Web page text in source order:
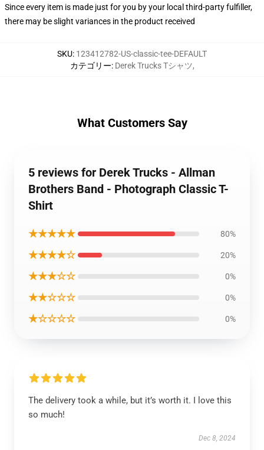
Since every item is made just for you by your local third-party fulfiller,
there may be slight variances in the product received
SKU: 123412782-US-classic-tee-DEFAULT
カテゴリー: Derek Trucks Tシャツ,
What Customers Say
5 reviews for Derek Trucks - Allman
Brothers Band - Photograph Classic T-
Shirt
★★★★★ 80%
★★★★☆ 20%
★★★☆☆ 0%
★★☆☆☆ 0%
★☆☆☆☆ 0%
The delivery took a while, but it’s worth it. I love this
so much!
Dec 8, 2024